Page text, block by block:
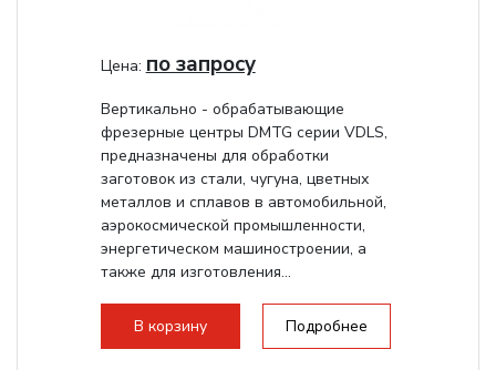
Цена: по запросу
Вертикально - обрабатывающие
фрезерные центры DMTG серии VDLS,
предназначены для обработки
заготовок из стали, чугуна, цветных
металлов и сплавов в автомобильной,
аэрокосмической промышленности,
энергетическом машиностроении, а
также для изготовления...
В корзину Подробнее